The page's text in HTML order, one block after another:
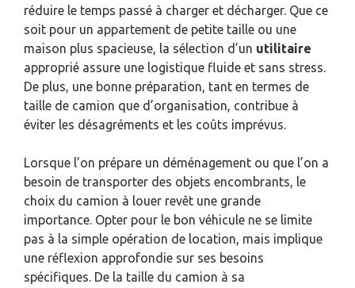
réduire le temps passé à charger et décharger. Que ce
soit pour un appartement de petite taille ou une
maison plus spacieuse, la sélection d’un utilitaire
approprié assure une logistique fluide et sans stress.
De plus, une bonne préparation, tant en termes de
taille de camion que d’organisation, contribue à
éviter les désagréments et les coûts imprévus.
Lorsque l’on prépare un déménagement ou que l’on a
besoin de transporter des objets encombrants, le
choix du camion à louer revêt une grande
importance. Opter pour le bon véhicule ne se limite
pas à la simple opération de location, mais implique
une réflexion approfondie sur ses besoins
spécifiques. De la taille du camion à sa